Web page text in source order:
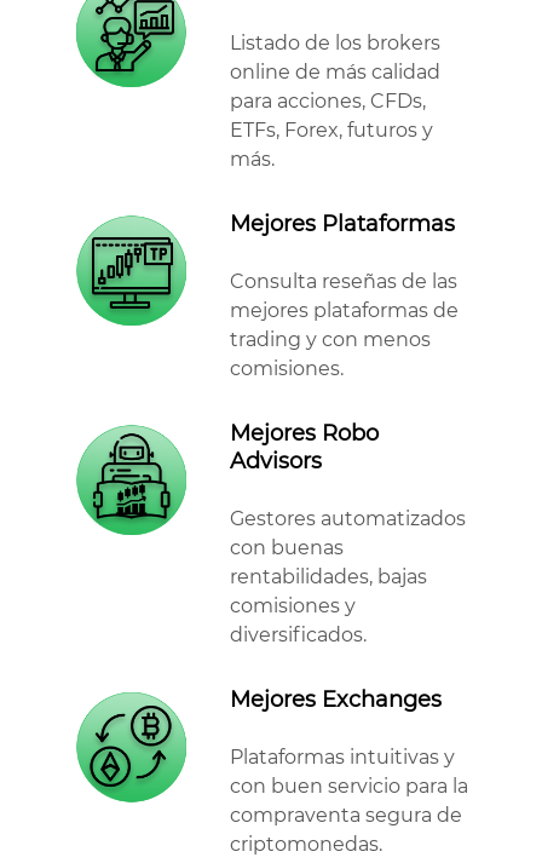
Listado de los brokers
online de más calidad
para acciones, CFDs,
ETFs, Forex, futuros y
más.
Mejores Plataformas
Consulta reseñas de las
mejores plataformas de
trading y con menos
comisiones.
Mejores Robo
Advisors
Gestores automatizados
con buenas
rentabilidades, bajas
comisiones y
diversificados.
Mejores Exchanges
Plataformas intuitivas y
con buen servicio para la
compraventa segura de
criptomonedas.